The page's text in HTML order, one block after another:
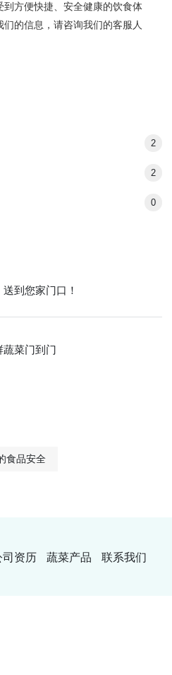
方便快捷、安全健康的饮食体
的信息，请咨询我们的客服人
2
2
0
到您家门口！
蔬菜门到门
食品安全
司资历 蔬菜产品 联系我们